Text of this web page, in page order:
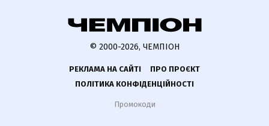
© 2000-2026, ЧЕМПІОН
РЕКЛАМА НА САЙТІ
ПРО ПРОЄКТ
ПОЛІТИКА КОНФІДЕНЦІЙНОСТІ
Промокоди